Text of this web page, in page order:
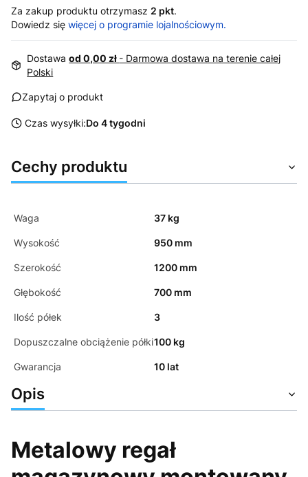
Za zakup produktu otrzymasz 2 pkt.
Dowiedz się więcej o programie lojalnościowym.
Dostawaod 0,00 zł - Darmowa dostawa na terenie całej
Polski
Zapytaj o produkt
Czas wysyłki:Do 4 tygodni
Cechy produktu
Waga 37 kg
Wysokość 950 mm
Szerokość 1200 mm
Głębokość 700 mm
Ilość półek 3
Dopuszczalne obciążenie półki100 kg
Gwarancja 10 lat
Opis
Metalowy regał